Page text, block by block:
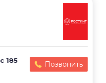
185
Позвонить